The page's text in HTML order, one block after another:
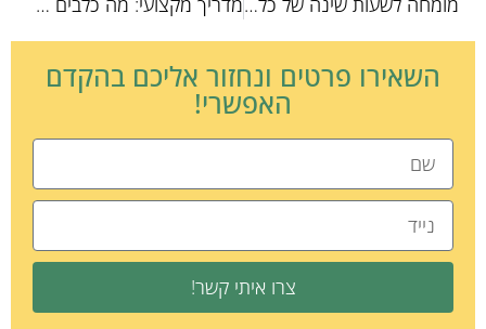
השאירו פרטים ונחזור אליכם בהקדם
האפשרי!
צרו איתי קשר!